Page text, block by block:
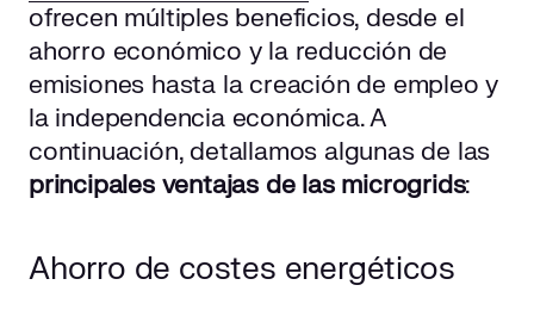
ofrecen múltiples beneficios, desde el
ahorro económico y la reducción de
emisiones hasta la creación de empleo y
la independencia económica. A
continuación, detallamos algunas de las
principales ventajas de las microgrids:
Ahorro de costes energéticos